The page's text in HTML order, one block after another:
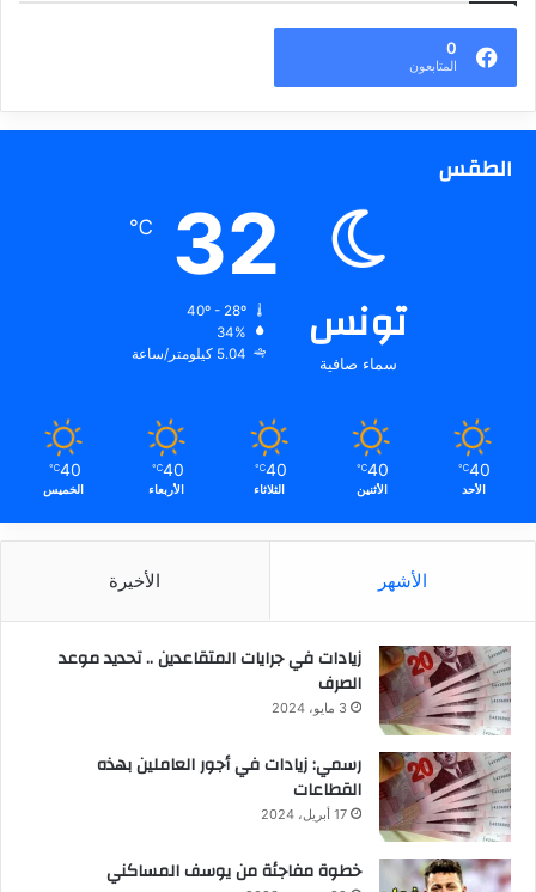
0
المتابعون
الطقس
تونس
سماء صافية
32
℃
34%
5.04 كيلومتر/ساعة
40
℃
الأحد
40
℃
الأثنين
40
℃
الثلاثاء
40
℃
الأربعاء
40
℃
الخميس
الأشهر الأخيرة
زيادات في جرايات المتقاعدين .. تحديد موعد
الصرف
3 مايو، 2024
رسمي: زيادات في أجور العاملين بهذه
القطاعات
17 أبريل، 2024
خطوة مفاجئة من يوسف المساكني